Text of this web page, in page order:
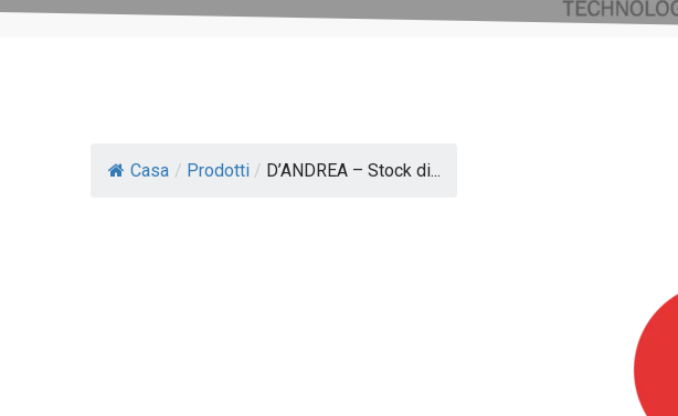
Casa / Prodotti / D’ANDREA – Stock di...